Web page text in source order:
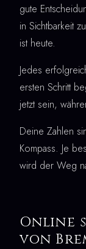
gute
in Sichtbarkeit
ist heute.
Jedes
ersten Schritt
jetzt sein,
Deine Zahlen
Kompass. Je
wird der Weg
Online
von